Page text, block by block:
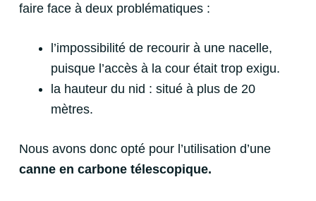
faire face à deux problématiques :
l’impossibilité de recourir à une nacelle,
puisque l’accès à la cour était trop exigu.
la hauteur du nid : situé à plus de 20
mètres.
Nous avons donc opté pour l’utilisation d’une
canne en carbone télescopique.